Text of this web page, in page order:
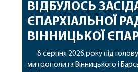
ВІДБУЛОСЬ
ЄПАРХІАЛЬНОЇ
ВІННИЦЬКОЇ
6 серпня 2026 року під
митрополита Вінницького і